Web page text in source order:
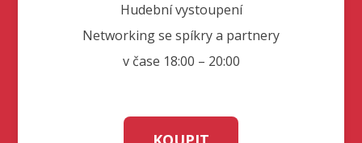
Hudební vystoupení
Networking se spíkry a partnery
v čase 18:00 – 20:00